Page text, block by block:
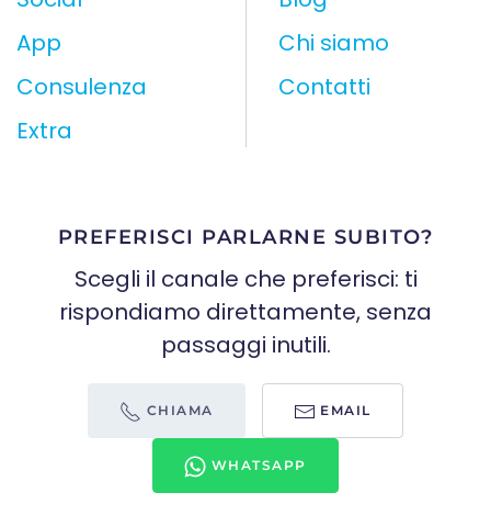
App
Consulenza
Extra
Chi siamo
Contatti
PREFERISCI PARLARNE SUBITO?
Scegli il canale che preferisci: ti
rispondiamo direttamente, senza
passaggi inutili.
CHIAMA EMAIL
WHATSAPP